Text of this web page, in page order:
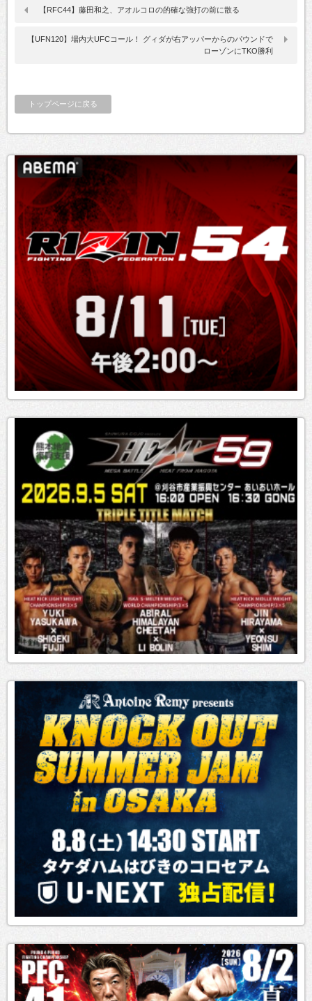
【RFC44】藤田和之、アオルコロの的確な強打の前に散る
【UFN120】場内大UFCコール！ グィダが右アッパーからのパウンドで
ローゾンにTKO勝利
トップページに戻る